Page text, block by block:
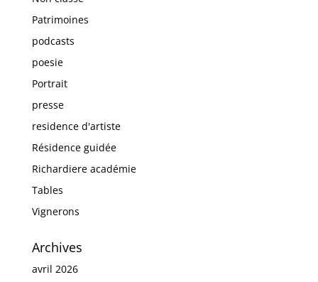
Patrimoines
podcasts
poesie
Portrait
presse
residence d'artiste
Résidence guidée
Richardiere académie
Tables
Vignerons
Archives
avril 2026